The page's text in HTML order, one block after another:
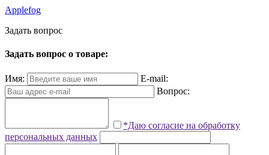
Applefog
Задать вопрос
Задать вопрос о товаре:
Имя:
E-mail:
Вопрос:
*Даю согласие на обработку
персональных данных